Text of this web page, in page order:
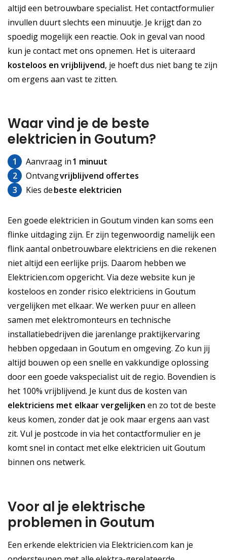
altijd een betrouwbare specialist. Het contactformulier
invullen duurt slechts een minuutje. Je krijgt dan zo
spoedig mogelijk een reactie. Ook in geval van nood
kun je contact met ons opnemen. Het is uiteraard
kosteloos en vrijblijvend, je hoeft dus niet bang te zijn
om ergens aan vast te zitten.
Waar vind je de beste
elektricien in Goutum?
1 Aanvraag in1 minuut
2
Ontvangvrijblijvend offertes
3
Kies debeste elektricien
Een goede elektricien in Goutum vinden kan soms een
flinke uitdaging zijn. Er zijn tegenwoordig namelijk een
flink aantal onbetrouwbare elektriciens en die rekenen
niet altijd een eerlijke prijs. Daarom hebben we
Elektricien.com opgericht. Via deze website kun je
kosteloos en zonder risico elektriciens in Goutum
vergelijken met elkaar. We werken puur en alleen
samen met elektromonteurs en technische
installatiebedrijven die jarenlange praktijkervaring
hebben opgedaan in Goutum en omgeving. Zo kun jij
altijd bouwen op een snelle en vakkundige oplossing
door een goede vakspecialist uit de regio. Bovendien is
het 100% vrijblijvend. Je kunt dus de kosten van
elektriciens met elkaar vergelijken en zo tot de beste
keus komen, zonder dat je ook maar ergens aan vast
zit. Vul je postcode in via het contactformulier en je
komt snel in contact met elke elektricien uit Goutum
binnen ons netwerk.
Voor al je elektrische
problemen in Goutum
Een erkende elektricien via Elektricien.com kan je